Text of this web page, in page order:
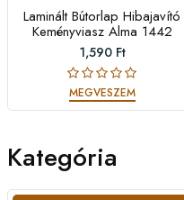
Laminált Bútorlap Hibajavító
Keményviasz Alma 1442
1,590 Ft
MEGVESZEM
Kategória